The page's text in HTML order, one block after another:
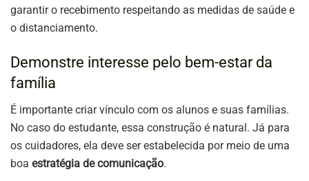
garantir o recebimento respeitando as medidas de saúde e
o distanciamento.
Demonstre interesse pelo bem-estar da
família
É importante criar vínculo com os alunos e suas famílias.
No caso do estudante, essa construção é natural. Já para
os cuidadores, ela deve ser estabelecida por meio de uma
boa estratégia de comunicação.